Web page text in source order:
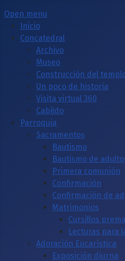
Open menu
Inicio
Concatedral
Archivo
Museo
Construcción del
Un poco de historia
Visita virtual 360
Cabildo
Parroquia
Sacramentos
Bautismo
Bautismo de
Primera comunión
Confirmación
Confirmación de
Matrimonios
Cursillos
Lecturas para
Adoración Eucarística
Exposición diurna